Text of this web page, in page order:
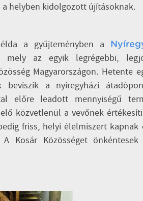
helyben kidolgozott újításoknak.
a gyűjteményben a
mely az egyik legrégebbi,
Magyarországon. Hetente
beviszik a nyíregyházi
előre leadott mennyiségű
közvetlenül a vevőnek
friss, helyi élelmiszert
Kosár Közösséget